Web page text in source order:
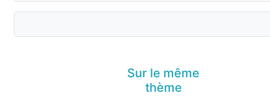
Sur le même
thème